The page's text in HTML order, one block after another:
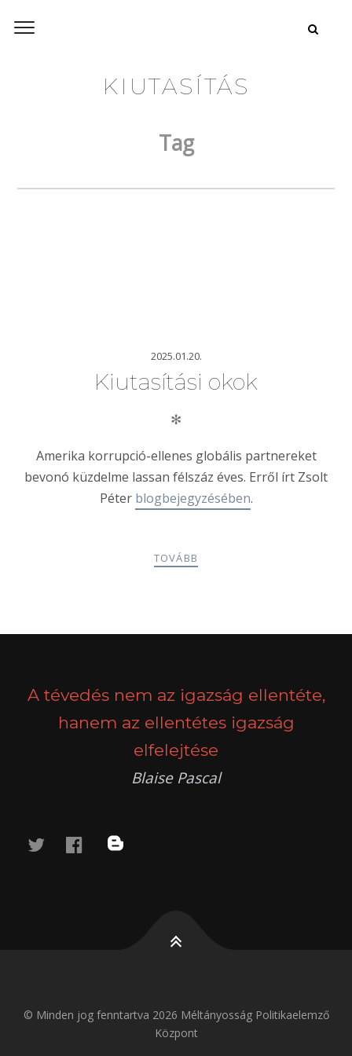
KIUTASÍTÁS
Tag
2025.01.20.
Kiutasítási okok
✻
Amerika korrupció-ellenes globális partnereket
bevonó küzdelme lassan félszáz éves. Erről írt Zsolt
Péter blogbejegyzésében.
TOVÁBB
A tévedés nem az igazság ellentéte,
hanem az ellentétes igazság
elfelejtése
Blaise Pascal
twitterfacebook
blog
© Minden jog fenntartva 2026 Méltányosság Politikaelemző
Központ